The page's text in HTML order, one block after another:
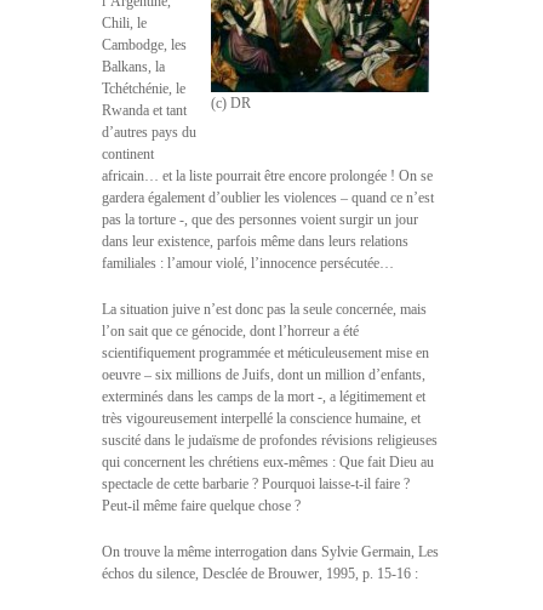
(c) DR
Chili, le
Cambodge, les
Balkans, la
Tchétchénie, le
Rwanda et tant
d’autres pays du
continent
africain… et la liste pourrait être encore prolongée ! On se
gardera également d’oublier les violences – quand ce n’est
pas la torture -, que des personnes voient surgir un jour
dans leur existence, parfois même dans leurs relations
familiales : l’amour violé, l’innocence persécutée…
La situation juive n’est donc pas la seule concernée, mais
l’on sait que ce génocide, dont l’horreur a été
scientifiquement programmée et méticuleusement mise en
oeuvre – six millions de Juifs, dont un million d’enfants,
exterminés dans les camps de la mort -, a légitimement et
très vigoureusement interpellé la conscience humaine, et
suscité dans le judaïsme de profondes révisions religieuses
qui concernent les chrétiens eux-mêmes : Que fait Dieu au
spectacle de cette barbarie ? Pourquoi laisse-t-il faire ?
Peut-il même faire quelque chose ?
On trouve la même interrogation dans Sylvie Germain, Les
échos du silence, Desclée de Brouwer, 1995, p. 15-16 :